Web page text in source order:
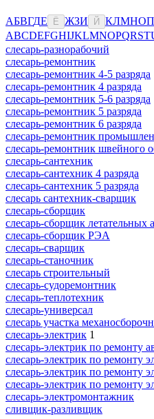
АБВГДЕ Ё ЖЗИ Й КЛМНОП
ABCDEFGHIJKLMNOPQRST
слесарь-разнорабочий
слесарь-ремонтник
слесарь-ремонтник 4-5 разряда
слесарь-ремонтник 4 разряда
слесарь-ремонтник 5-6 разряда
слесарь-ремонтник 5 разряда
слесарь-ремонтник 6 разряда
слесарь-ремонтник
слесарь-ремонтник швейного
слесарь-сантехник
слесарь-сантехник 4 разряда
слесарь-сантехник 5 разряда
слесарь сантехник-сварщик
слесарь-сборщик
слесарь-сборщик летательных
слесарь-сборщик РЭА
слесарь-сварщик
слесарь-станочник
слесарь строительный
слесарь-судоремонтник
слесарь-теплотехник
слесарь-универсал
слесарь участка
слесарь-электрик 1
слесарь-электрик по ремонту
слесарь-электрик по ремонту
слесарь-электрик по ремонту
слесарь-электрик по ремонту
слесарь-электромонтажник
сливщик-разливщик